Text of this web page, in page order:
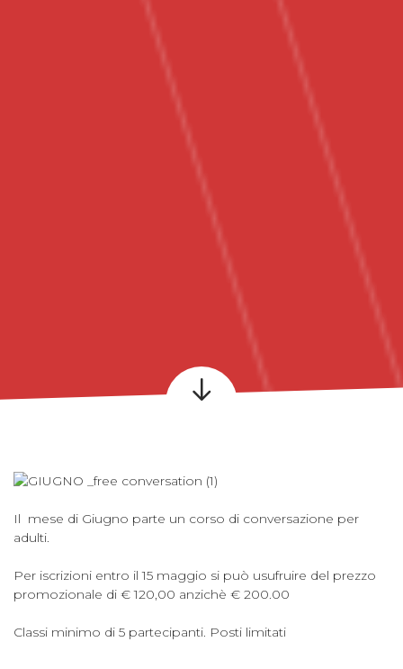
Il mese di Giugno parte un corso di conversazione per
adulti.
Per iscrizioni entro il 15 maggio si può usufruire del prezzo
promozionale di € 120,00 anzichè € 200.00
Classi minimo di 5 partecipanti. Posti limitati